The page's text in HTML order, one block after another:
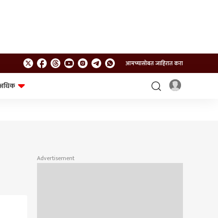
आमच्यासोबत जाहिरात करा
Advertisement